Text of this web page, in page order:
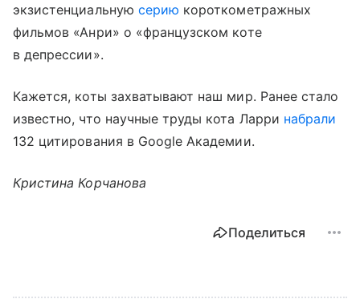
экзистенциальную серию короткометражных
фильмов «Анри» о «французском коте
в депрессии».
Кажется, коты захватывают наш мир. Ранее стало
известно, что научные труды кота Ларри набрали
132 цитирования в Google Академии.
Кристина Корчанова
Поделиться